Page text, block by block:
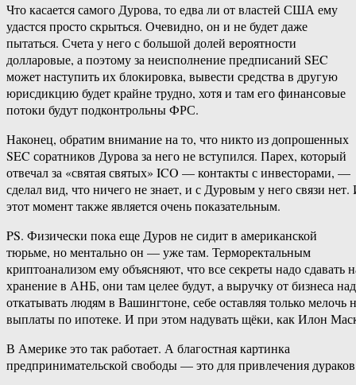
Что касается самого Дурова, то едва ли от властей США ему
удастся просто скрыться. Очевидно, он и не будет даже
пытаться. Счета у него с большой долей вероятности
долларовые, а поэтому за неисполнение предписаний SEC
может наступить их блокировка, вывести средства в другую
юрисдикцию будет крайне трудно, хотя и там его финансовые
потоки будут подконтрольны ФРС.
Наконец, обратим внимание на то, что никто из допрошенных
SEC соратников Дурова за него не вступился. Парех, который
отвечал за «святая святых» ICO — контакты с инвесторами, —
сделал вид, что ничего не знает, и с Дуровым у него связи нет.
этот момент также является очень показательным.
PS. Физически пока еще Дуров не сидит в американской
тюрьме, но ментально он — уже там. Терморектальным
криптоанализом ему объясняют, что все секреты надо сдавать
хранение в АНБ, они там целее будут, а выручку от бизнеса
откатывать людям в Вашингтоне, себе оставляя только мелочь
выплаты по ипотеке. И при этом надувать щёки, как Илон
В Америке это так работает. А благостная картинка
предпринимательской свободы — это для привлечения